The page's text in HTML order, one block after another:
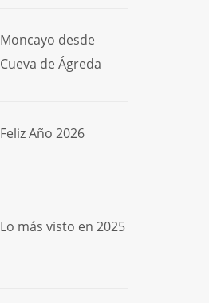
Moncayo desde
Cueva de Ágreda
Feliz Año 2026
Lo más visto en 2025